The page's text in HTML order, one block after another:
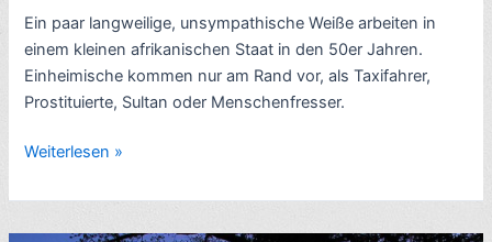
Ein paar langweilige, unsympathische Weiße arbeiten in
einem kleinen afrikanischen Staat in den 50er Jahren.
Einheimische kommen nur am Rand vor, als Taxifahrer,
Prostituierte, Sultan oder Menschenfresser.
Afrika-
Devil
of
Weiterlesen »